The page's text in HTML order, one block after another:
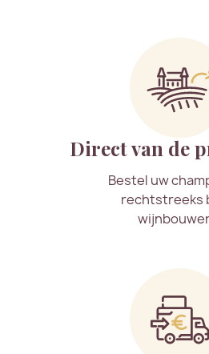
Direct van de
Bestel uw
rechtstreeks